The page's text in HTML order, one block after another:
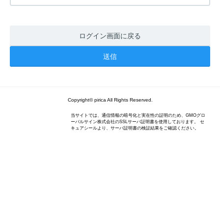
ログイン画面に戻る
Copyright© pirica All Rights Reserved.
当サイトでは、通信情報の暗号化と実在性の証明のため、GMOグロ
ーバルサイン株式会社のSSLサーバ証明書を使用しております。 セ
キュアシールより、サーバ証明書の検証結果をご確認ください。